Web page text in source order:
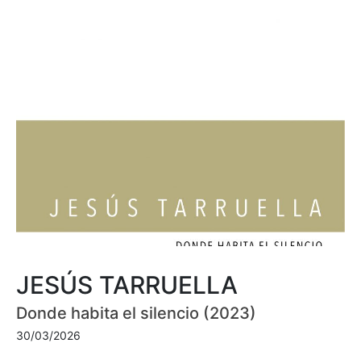
JESÚS TARRUELLA
Donde habita el silencio (2023)
30/03/2026